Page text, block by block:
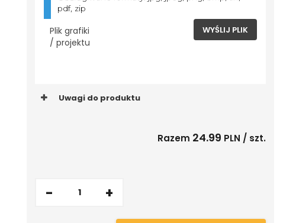
pdf, zip
Plik grafiki
/ projektu
WYŚLIJ PLIK
Uwagi do produktu
Razem 24.99 PLN / szt.
- +